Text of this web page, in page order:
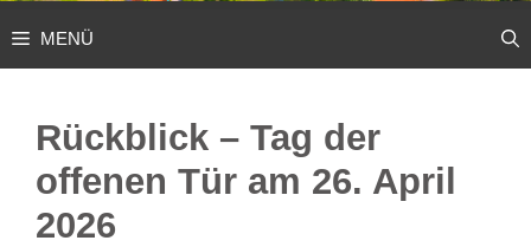
MENÜ
Rückblick – Tag der
offenen Tür am 26. April
2026